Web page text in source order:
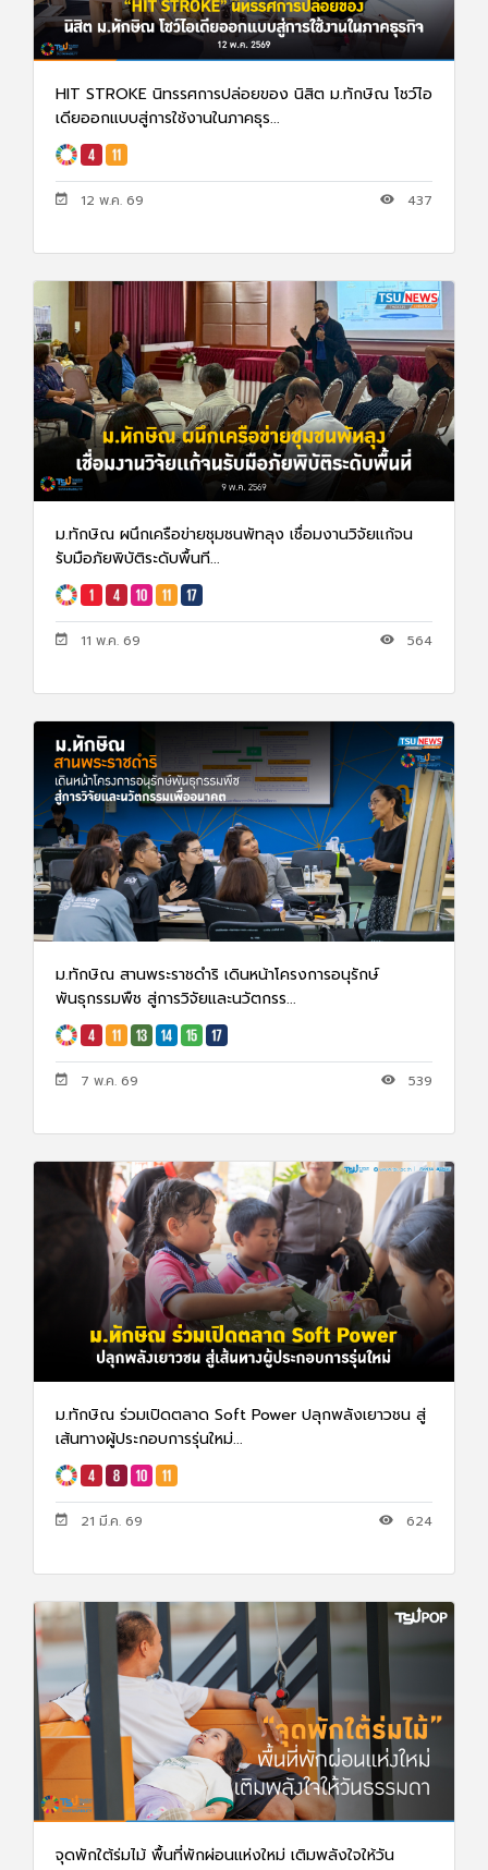
HIT STROKE นิทรรศการปล่อยของ นิสิต ม.ทักษิณ โชว์ไอ
เดียออกแบบสู่การใช้งานในภาคธุร...
12 พ.ค. 69 437
ม.ทักษิณ ผนึกเครือข่ายชุมชนพัทลุง เชื่อมงานวิจัยเเก้จน
รับมือภัยพิบัติระดับพื้นที...
11 พ.ค. 69 564
ม.ทักษิณ สานพระราชดำริ เดินหน้าโครงการอนุรักษ์
พันธุกรรมพืช สู่การวิจัยและนวัตกรร...
7 พ.ค. 69 539
ม.ทักษิณ ร่วมเปิดตลาด Soft Power ปลุกพลังเยาวชน สู่
เส้นทางผู้ประกอบการรุ่นใหม่...
21 มี.ค. 69 624
จุดพักใต้ร่มไม้ พื้นที่พักผ่อนแห่งใหม่ เติมพลังใจให้วัน